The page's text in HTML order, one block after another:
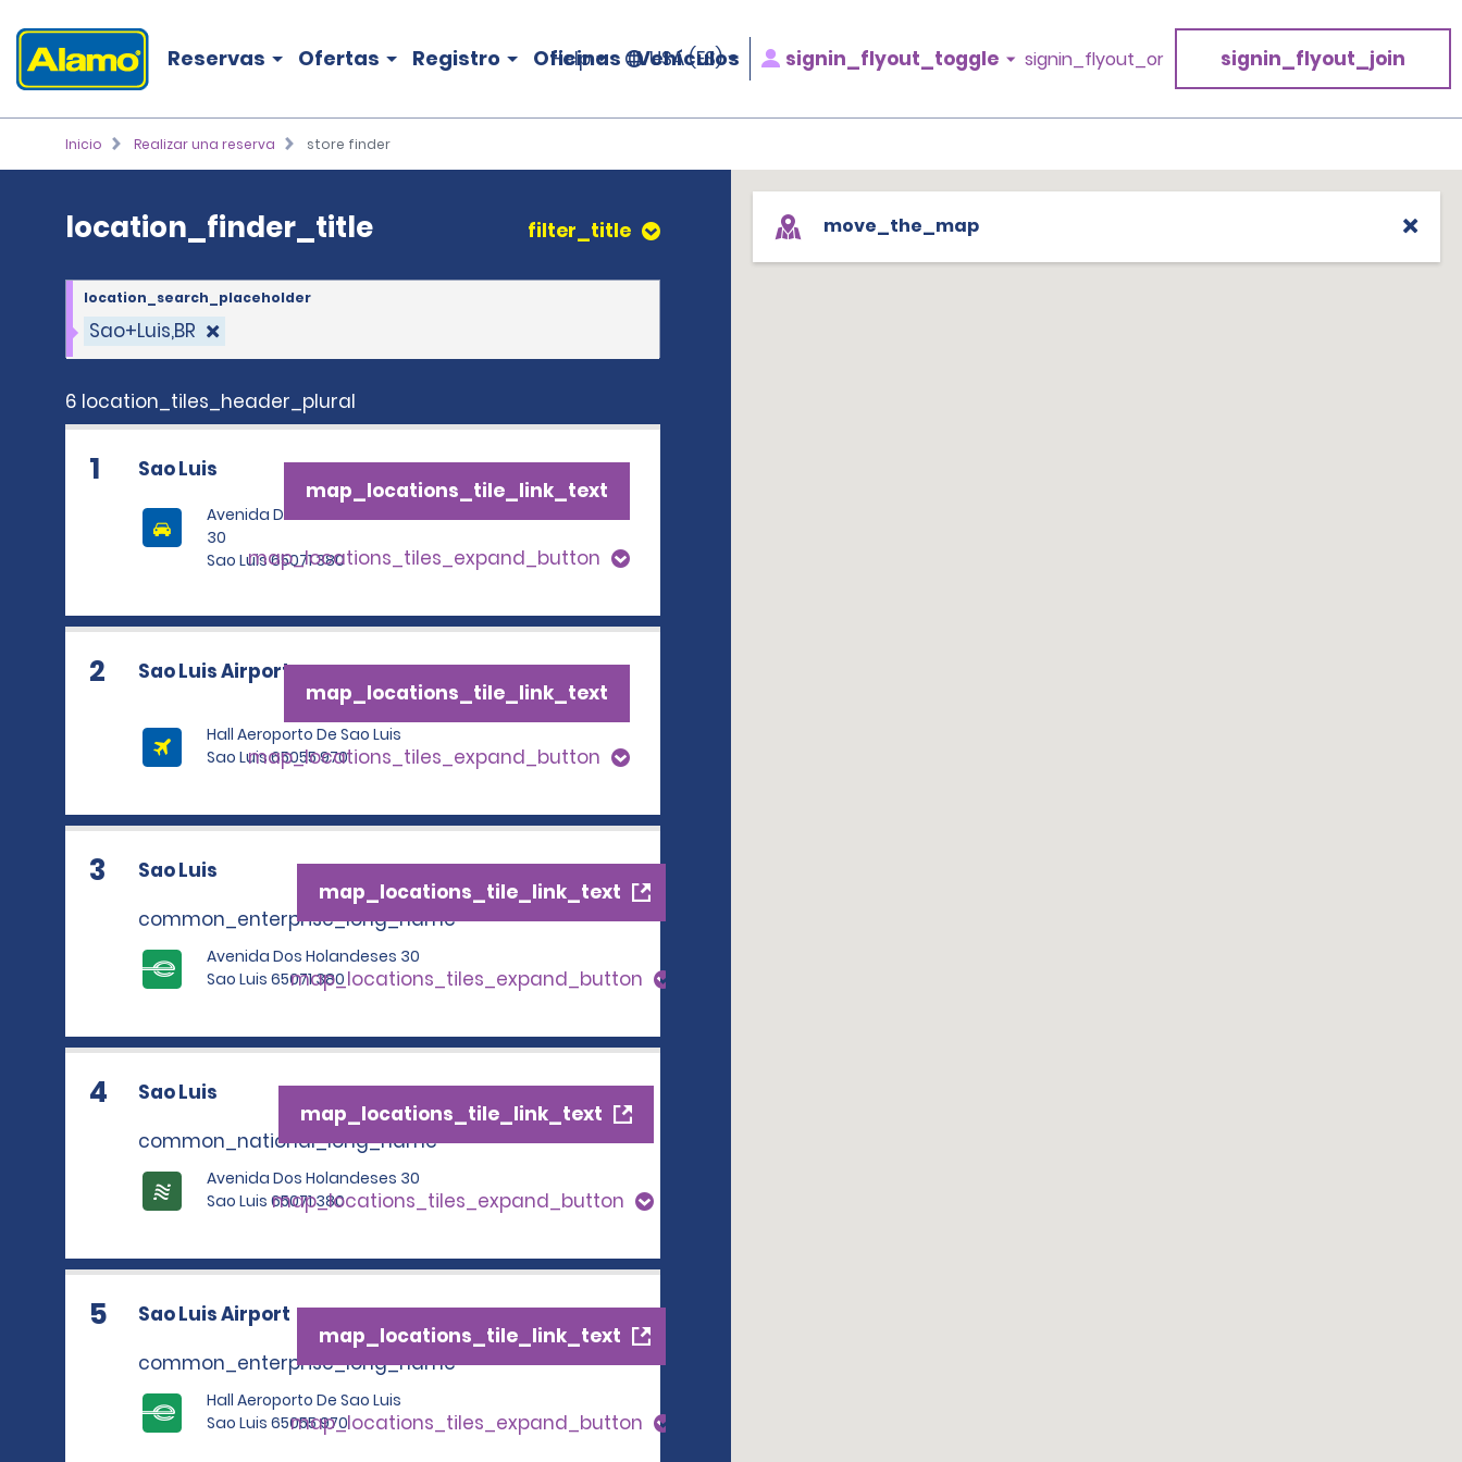
Reservas Ofertas Registro Oficinas Vehículos
Help USA (ES) signin_flyout_toggle signin_flyout_or signin_flyout_join
Inicio Realizar una reserva store finder
location_finder_title filter_title
Sao+Luis,BR
location_search_placeholder
6 location_tiles_header_plural
1 Sao Luis
Avenida Dos Holandeses
30
Sao Luis 65071 380
map_locations_tile_link_text
map_locations_tiles_expand_button
2 Sao Luis Airport
Hall Aeroporto De Sao Luis
Sao Luis 65055 970
map_locations_tile_link_text
map_locations_tiles_expand_button
3
Sao Luis
common_enterprise_long_name
Avenida Dos Holandeses 30
Sao Luis 65071 380
map_locations_tile_link_text
map_locations_tiles_expand_button
4
Sao Luis
common_national_long_name
Avenida Dos Holandeses 30
Sao Luis 65071 380
map_locations_tile_link_text
map_locations_tiles_expand_button
5
Sao Luis Airport
common_enterprise_long_name
Hall Aeroporto De Sao Luis
Sao Luis 65055 970
map_locations_tile_link_text
map_locations_tiles_expand_button
move_the_map